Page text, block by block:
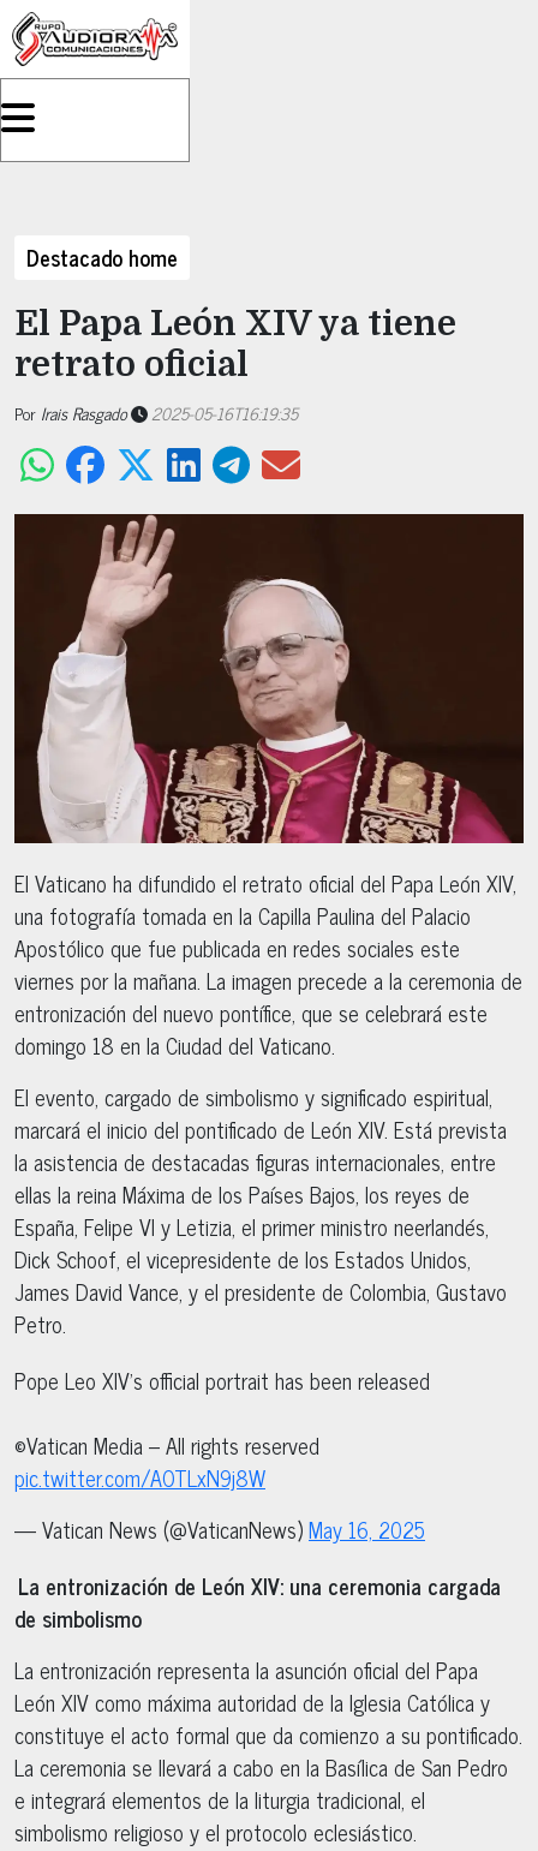
Destacado home
El Papa León XIV ya tiene
retrato oficial
Por Irais Rasgado 2025-05-16T16:19:35
El Vaticano ha difundido el retrato oficial del Papa León XIV,
una fotografía tomada en la Capilla Paulina del Palacio
Apostólico que fue publicada en redes sociales este
viernes por la mañana. La imagen precede a la ceremonia de
entronización del nuevo pontífice, que se celebrará este
domingo 18 en la Ciudad del Vaticano.
El evento, cargado de simbolismo y significado espiritual,
marcará el inicio del pontificado de León XIV. Está prevista
la asistencia de destacadas figuras internacionales, entre
ellas la reina Máxima de los Países Bajos, los reyes de
España, Felipe VI y Letizia, el primer ministro neerlandés,
Dick Schoof, el vicepresidente de los Estados Unidos,
James David Vance, y el presidente de Colombia, Gustavo
Petro.
Pope Leo XIV's official portrait has been released
©Vatican Media – All rights reserved
pic.twitter.com/AOTLxN9j8W
— Vatican News (@VaticanNews)May 16, 2025
La entronización de León XIV: una ceremonia cargada
de simbolismo
La entronización representa la asunción oficial del Papa
León XIV como máxima autoridad de la Iglesia Católica y
constituye el acto formal que da comienzo a su pontificado.
La ceremonia se llevará a cabo en la Basílica de San Pedro
e integrará elementos de la liturgia tradicional, el
simbolismo religioso y el protocolo eclesiástico.